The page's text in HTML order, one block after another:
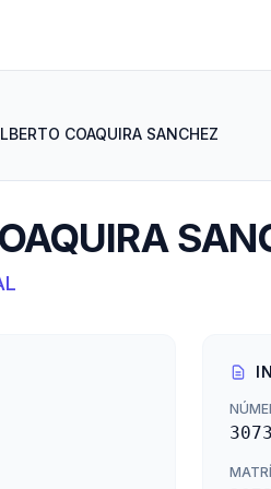
COAQUIRA SANCHEZ